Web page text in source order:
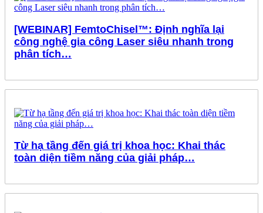
[WEBINAR] FemtoChisel™: Định nghĩa lại
công nghệ gia công Laser siêu nhanh trong
phân tích…
Từ hạ tầng đến giá trị khoa học: Khai thác
toàn diện tiềm năng của giải pháp…